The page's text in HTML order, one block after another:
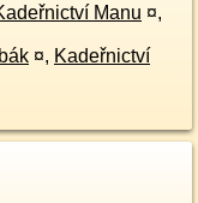
Manu ¤,
¤, Kadeřnictví